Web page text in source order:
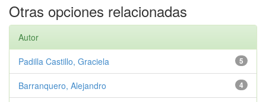
Otras opciones relacionadas
Autor
5
Padilla Castillo, Graciela
4
Barranquero, Alejandro